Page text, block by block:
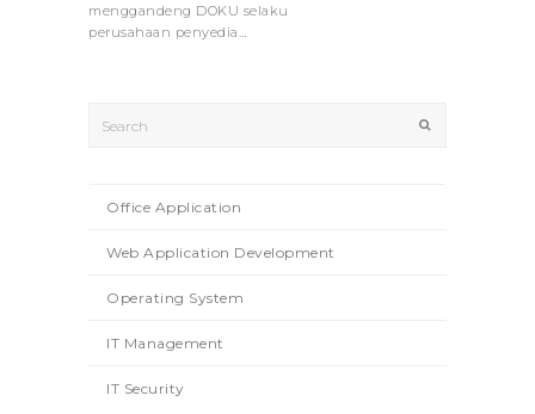
menggandeng DOKU selaku
perusahaan penyedia…
Office Application
Web Application Development
Operating System
IT Management
IT Security